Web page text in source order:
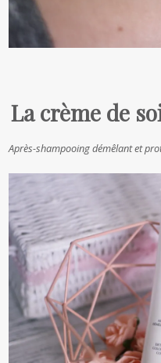
La crème de
Après-shampooing démêlant et